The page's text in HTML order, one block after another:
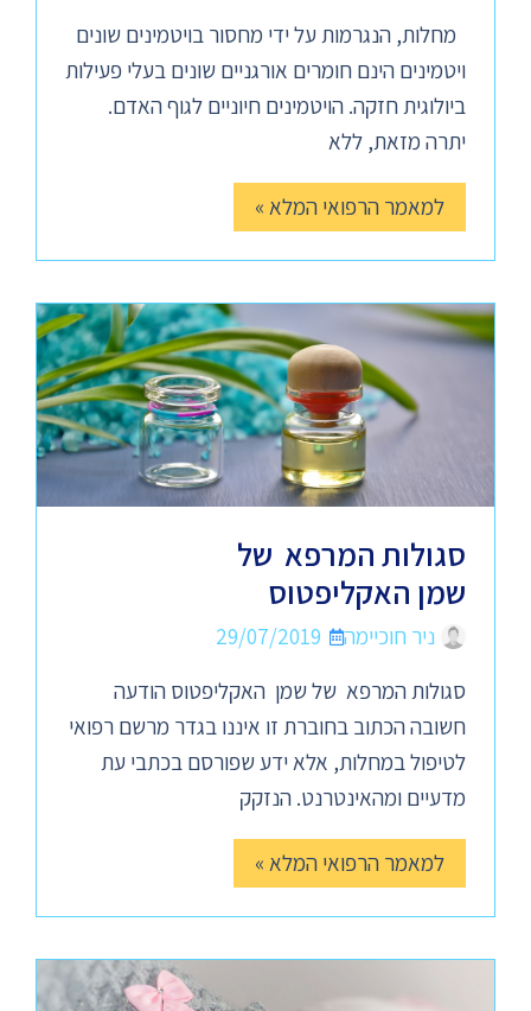
מחלות, הנגרמות על ידי מחסור בויטמינים שונים
ויטמינים הינם חומרים אורגניים שונים בעלי פעילות
ביולוגית חזקה. הויטמינים חיוניים לגוף האדם.
יתרה מזאת, ללא
למאמר הרפואי המלא »
סגולות המרפא של
שמן האקליפטוס
ניר חוכיימה
29/07/2019
סגולות המרפא של שמן האקליפטוס הודעה
חשובה הכתוב בחוברת זו איננו בגדר מרשם רפואי
לטיפול במחלות, אלא ידע שפורסם בכתבי עת
מדעיים ומהאינטרנט. הנזקק
למאמר הרפואי המלא »